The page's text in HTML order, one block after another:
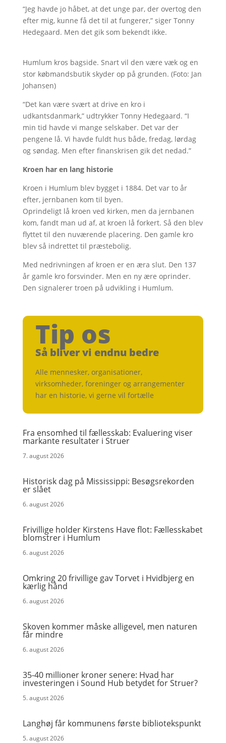
“Jeg havde jo håbet, at det unge par, der overtog den
efter mig, kunne få det til at fungerer,” siger Tonny
Hedegaard. Men det gik som bekendt ikke.
Humlum kros bagside. Snart vil den være væk og en
stor købmandsbutik skyder op på grunden. (Foto: Jan
Johansen)
“Det kan være svært at drive en kro i
udkantsdanmark,” udtrykker Tonny Hedegaard. “I
min tid havde vi mange selskaber. Det var der
pengene lå. Vi havde fuldt hus både, fredag, lørdag
og søndag. Men efter finanskrisen gik det nedad.”
Kroen har en lang historie
Kroen i Humlum blev bygget i 1884. Det var to år
efter, jernbanen kom til byen.
Oprindeligt lå kroen ved kirken, men da jernbanen
kom, fandt man ud af, at kroen lå forkert. Så den blev
flyttet til den nuværende placering. Den gamle kro
blev så indrettet til præstebolig.
Med nedrivningen af kroen er en æra slut. Den 137
år gamle kro forsvinder. Men en ny ære oprinder.
Den signalerer troen på udvikling i Humlum.
Tip os
Så bliver vi endnu bedre
Alle mennesker, organisationer,
virksomheder, foreninger og arrangementer
har en historie, vi gerne vil fortælle
Fra ensomhed til fællesskab: Evaluering viser
markante resultater i Struer
7. august 2026
Historisk dag på Mississippi: Besøgsrekorden
er slået
6. august 2026
Frivillige holder Kirstens Have flot: Fællesskabet
blomstrer i Humlum
6. august 2026
Omkring 20 frivillige gav Torvet i Hvidbjerg en
kærlig hånd
6. august 2026
Skoven kommer måske alligevel, men naturen
får mindre
6. august 2026
35-40 millioner kroner senere: Hvad har
investeringen i Sound Hub betydet for Struer?
5. august 2026
Langhøj får kommunens første bibliotekspunkt
5. august 2026